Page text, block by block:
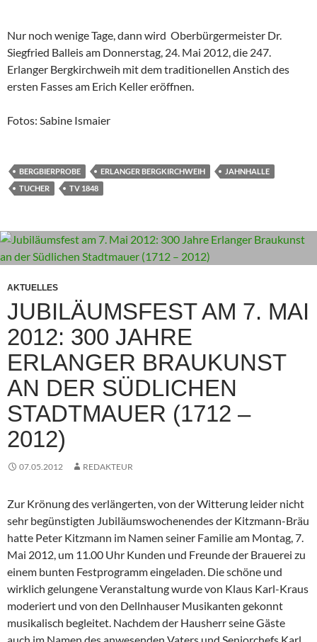
Nur noch wenige Tage, dann wird Oberbürgermeister Dr.
Siegfried Balleis am Donnerstag, 24. Mai 2012, die 247.
Erlanger Bergkirchweih mit dem traditionellen Anstich des
ersten Fasses am Erich Keller eröffnen.
Fotos: Sabine Ismaier
BERGBIERPROBE ERLANGER BERGKIRCHWEIH
JAHNHALLE
TUCHER
TV 1848
AKTUELLES
JUBILÄUMSFEST AM 7. MAI
2012: 300 JAHRE
ERLANGER BRAUKUNST
AN DER SÜDLICHEN
STADTMAUER (1712 –
2012)
07.05.2012 REDAKTEUR
Zur Krönung des verlängerten, von der Witterung leider nicht
sehr begünstigten Jubiläumswochenendes der Kitzmann-Bräu
hatte Peter Kitzmann im Namen seiner Familie am Montag, 7.
Mai 2012, um 11.00 Uhr Kunden und Freunde der Brauerei zu
einem bunten Festprogramm eingeladen. Die schöne und
wirklich gelungene Veranstaltung wurde von Klaus Karl-Kraus
moderiert und von den Dellnhauser Musikanten gekonnt
musikalisch begleitet. Nachdem der Hausherr seine Gäste